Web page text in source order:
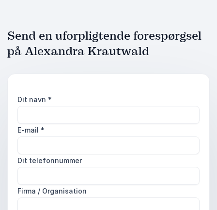
Send en uforpligtende forespørgsel
på Alexandra Krautwald
Dit navn *
E-mail *
Dit telefonnummer
Firma / Organisation